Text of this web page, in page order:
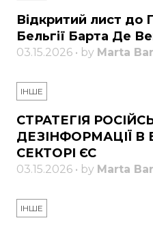
Відкритий лист до
Бельгії Барта Де
03.15.2026 • by Marta
ІНШЕ
СТРАТЕГІЯ
ДЕЗІНФОРМАЦІЇ
СЕКТОРІ ЄС
03.15.2026 • by Marta
ІНШЕ